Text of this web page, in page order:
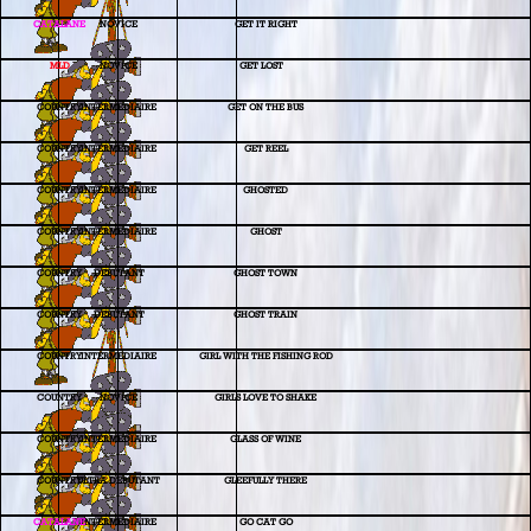
NOVICE GET IT RIGHT
NOVICE
CATALANE
GET LOST
INTERMEDIAIRE
MLD
GET ON THE BUS
INTERMEDIAIRE
COUNTRY
GET REEL
INTERMEDIAIRE
COUNTRY
GHOSTED
INTERMEDIAIRE
COUNTRY
GHOST
DEBUTANT
COUNTRY
GHOST TOWN
DEBUTANT
COUNTRY
GHOST TRAIN
INTERMEDIAIRE
COUNTRY
GIRL WITH THE FISHING ROD
NOVICE
COUNTRY
GIRLS LOVE TO SHAKE
INTERMEDIAIRE
COUNTRY
GLASS OF WINE
ULTRA DEBUTANT
COUNTRY
GLEEFULLY THERE
INTERMEDIAIRE
COUNTRY
GO CAT GO
CATALANE